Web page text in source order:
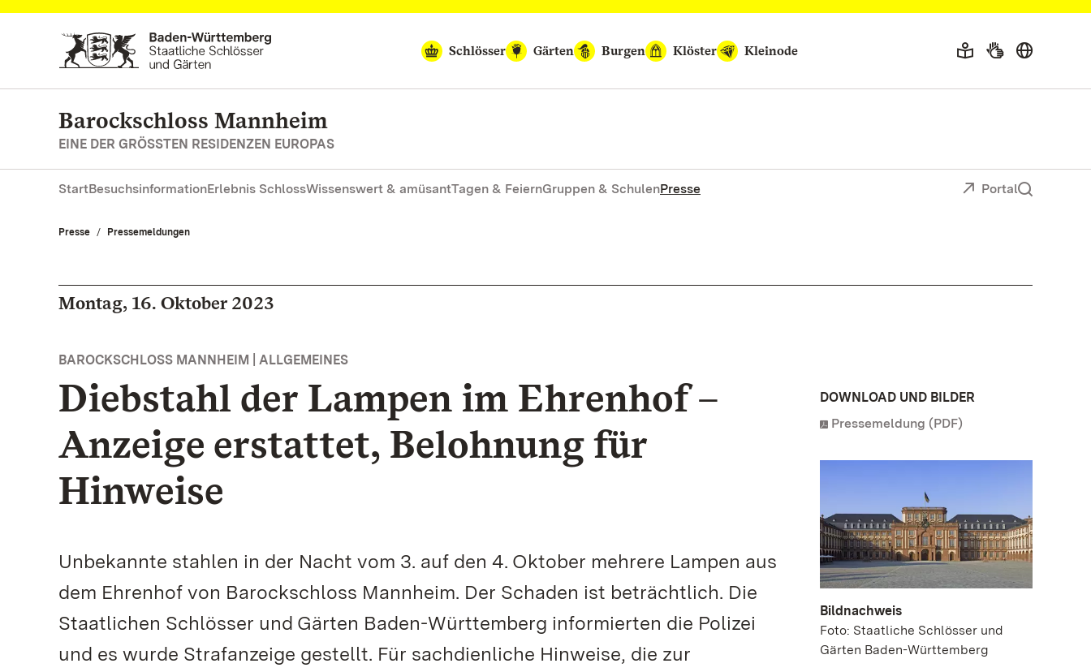
Zum Hauptinhalt springen
Schlösser
Gärten Burgen Klöster Kleinode
Barockschloss Mannheim
EINE DER GRÖSSTEN RESIDENZEN EUROPAS
StartBesuchsinformationErlebnis SchlossWissenswert & amüsantTagen & FeiernGruppen & SchulenPresse Portal
Presse Pressemeldungen
Montag, 16. Oktober 2023
BAROCKSCHLOSS MANNHEIM | ALLGEMEINES
Diebstahl der Lampen im Ehrenhof –
Anzeige erstattet, Belohnung für
Hinweise
Unbekannte stahlen in der Nacht vom 3. auf den 4. Oktober mehrere Lampen aus
dem Ehrenhof von Barockschloss Mannheim. Der Schaden ist beträchtlich. Die
Staatlichen Schlösser und Gärten Baden-Württemberg informierten die Polizei
und es wurde Strafanzeige gestellt. Für sachdienliche Hinweise, die zur
DOWNLOAD UND BILDER
Pressemeldung (PDF)
Bildnachweis
Foto: Staatliche Schlösser und
Gärten Baden-Württemberg